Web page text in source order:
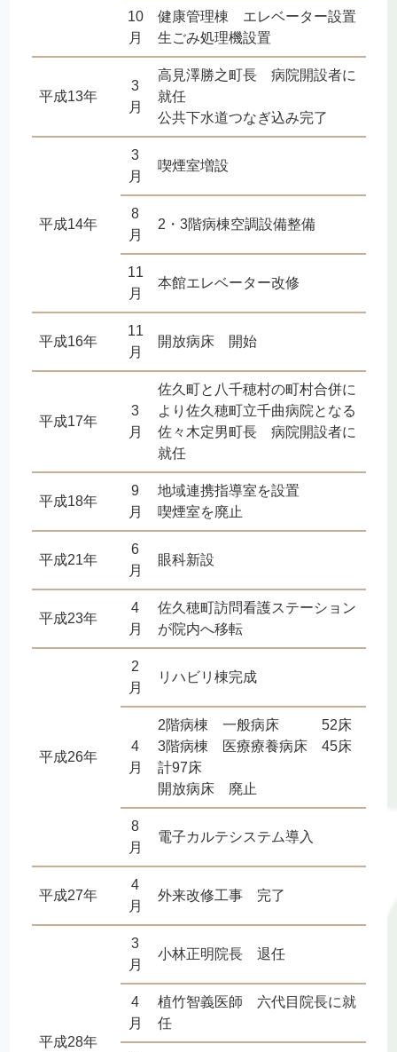
10
月
健康管理棟 エレベーター設置
生ごみ処理機設置
平成13年
3
月
高見澤勝之町長 病院開設者に
就任
公共下水道つなぎ込み完了
平成14年
3
月
喫煙室増設
8
月
2・3階病棟空調設備整備
11
月
本館エレベーター改修
平成16年
11
月
開放病床 開始
平成17年
3
月
佐久町と八千穂村の町村合併に
より佐久穂町立千曲病院となる
佐々木定男町長 病院開設者に
就任
平成18年
9
月
地域連携指導室を設置
喫煙室を廃止
平成21年
6
月
眼科新設
平成23年
4
月
佐久穂町訪問看護ステーション
が院内へ移転
平成26年
2
月
リハビリ棟完成
4
月
2階病棟 一般病床 52床
3階病棟 医療療養病床 45床
計97床
開放病床 廃止
8
月
電子カルテシステム導入
平成27年
4
月
外来改修工事 完了
平成28年
3
月
小林正明院長 退任
4
月
植竹智義医師 六代目院長に就
任